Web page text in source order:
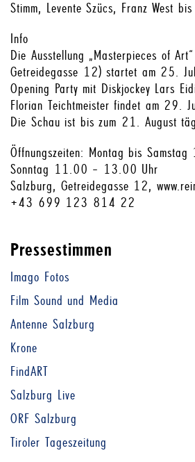
Stimm, Levente Szücs, Franz West bis
Info
Die Ausstellung „Masterpieces of
Getreidegasse 12) startet am 25.
Opening Party mit Diskjockey Lars
Florian Teichtmeister findet am 29.
Die Schau ist bis zum 21. August
Öffnungszeiten: Montag bis
Sonntag 11.00 – 13.00 Uhr
Salzburg, Getreidegasse 12,
+43 699 123 814 22
Pressestimmen
Imago Fotos
Film Sound und Media
Antenne Salzburg
Krone
FindART
Salzburg Live
ORF Salzburg
Tiroler Tageszeitung